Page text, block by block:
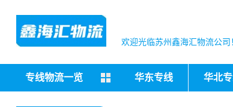
欢迎光临苏州鑫海汇物流公司
专线物流一览 华东专线 华北